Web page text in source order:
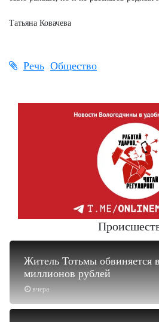
Татьяна Ковачева
Речь Общество
вчера
Житель Тотьмы обвиняется
миллионов рублей